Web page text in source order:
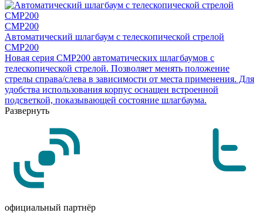
CMP200
Автоматический шлагбаум с телескопической стрелой
CMP200
Новая серия CMP200 автоматических шлагбаумов с
телескопической стрелой. Позволяет менять положение
стрелы справа/слева в зависимости от места применения. Для
удобства использования корпус оснащен встроенной
подсветкой, показывающей состояние шлагбаума.
Развернуть
официальный партнёр